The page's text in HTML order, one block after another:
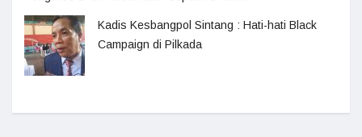
Kadis Kesbangpol Sintang : Hati-hati Black
Campaign di Pilkada